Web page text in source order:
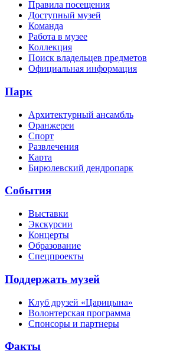
Правила посещения
Доступный музей
Команда
Работа в музее
Коллекция
Поиск владельцев предметов
Официальная информация
Парк
Архитектурный ансамбль
Оранжереи
Спорт
Развлечения
Карта
Бирюлевский дендропарк
События
Выставки
Экскурсии
Концерты
Образование
Спецпроекты
Поддержать музей
Клуб друзей «Царицына»
Волонтерская программа
Спонсоры и партнеры
Факты